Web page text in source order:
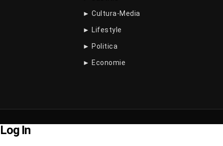
► Cultura-Media
► Lifestyle
► Politica
► Economie
Log In